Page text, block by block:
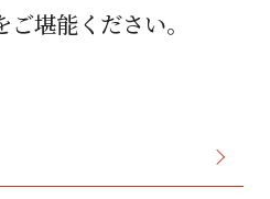
堪能ください。